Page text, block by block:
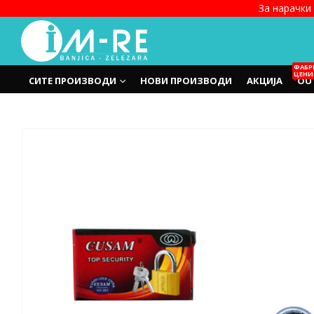
За
СИТЕ ПРОИЗВОДИ НОВИ ПРОИЗВОДИ АКЦИЈА
ЦЕНИ